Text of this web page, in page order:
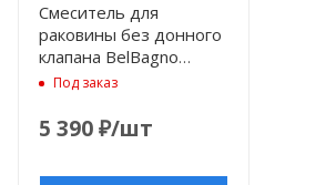
Смеситель для
раковины без донного
клапана BelBagno
Tiffani TIF-LVM-CRM
Под заказ
5 390₽/шт